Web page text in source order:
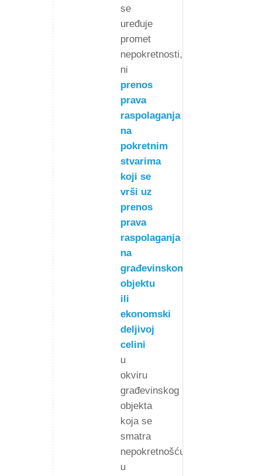
se
uređuje
promet
nepokretnosti,
ni
prenos
prava
raspolaganja
na
pokretnim
stvarima
koji se
vrši uz
prenos
prava
raspolaganja
na
građevinskom
objektu
ili
ekonomski
deljivoj
celini
u
okviru
građevinskog
objekta
koja se
smatra
nepokretnošću
u